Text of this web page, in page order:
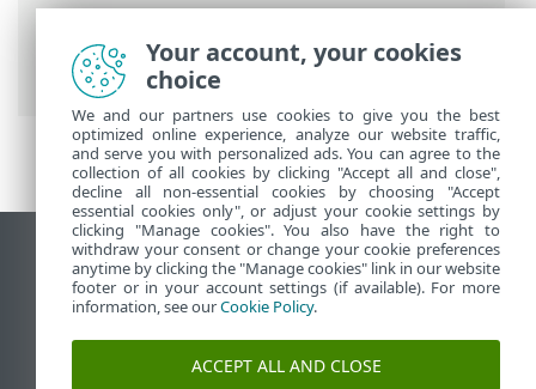
Ajuda on-line ESET>ESET LiveGuard
Advanced >Documentos legais >
Segurança para ESET LiveGuard Advanced
Ver site para desktop
End of Life
Base de conhecimento ESET
Fórum ESET
ESET Status Portal
Your account, your cookies
choice
We and our partners use cookies to give you the best
optimized online experience, analyze our website traffic,
and serve you with personalized ads. You can agree to the
collection of all cookies by clicking "Accept all and close",
decline all non-essential cookies by choosing "Accept
essential cookies only", or adjust your cookie settings by
clicking "Manage cookies". You also have the right to
withdraw your consent or change your cookie preferences
anytime by clicking the "Manage cookies" link in our website
footer or in your account settings (if available). For more
information, see ourCookie Policy.
ACCEPT ALL AND CLOSE